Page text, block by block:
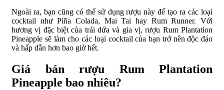
Ngoài ra, bạn cũng có thể sử dụng rượu này để tạo ra các loại
cocktail như Piña Colada, Mai Tai hay Rum Runner. Với
hương vị đặc biệt của trái dứa và gia vị, rượu Rum Plantation
Pineapple sẽ làm cho các loại cocktail của bạn trở nên độc đáo
và hấp dẫn hơn bao giờ hết.
Giá bán rượu Rum Plantation
Pineapple bao nhiêu?